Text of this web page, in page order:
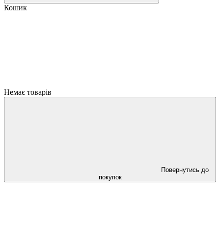
Кошик
Немає товарів
Повернутись до
покупок